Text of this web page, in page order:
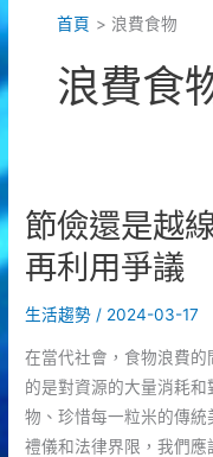
首頁 浪費食物
浪費食
節儉還是越
再利用爭議
生活趨勢 / 2024-03-17
在當代社會，食物浪費的
的是對資源的大量消耗
物、珍惜每一粒米的傳
禮儀和法律界限，我們